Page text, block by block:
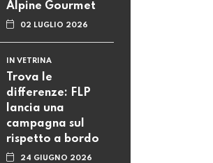
Alpine Gourmet
02 LUGLIO 2026
IN VETRINA
Trova le
differenze: FLP
lancia una
campagna sul
rispetto a bordo
24 GIUGNO 2026